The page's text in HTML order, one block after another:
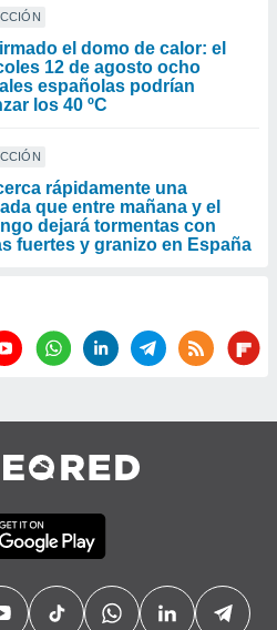
el domo de calor: el
12 de agosto ocho
españolas podrían
los 40 ºC
rápidamente una
que entre mañana y el
dejará tormentas con
fuertes y granizo en España